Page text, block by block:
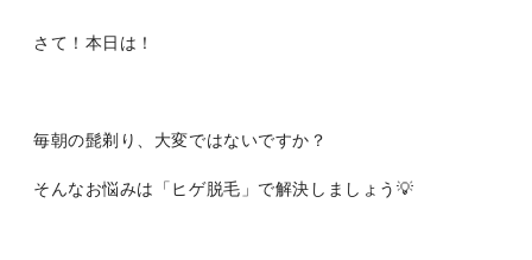
さて！本日は！
毎朝の髭剃り、大変ではないですか？
そんなお悩みは「ヒゲ脱毛」で解決しましょう💡